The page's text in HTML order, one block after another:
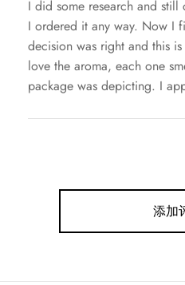
I did some research and still
I ordered it any way. Now I
decision was right and this
love the aroma, each one
package was depicting. I
添加